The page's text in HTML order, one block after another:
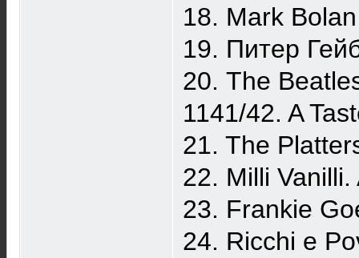
18. Mark
19. Питер
20. The
1141/42. A
21. The
22. Milli
23. Frankie
24. Ricchi e